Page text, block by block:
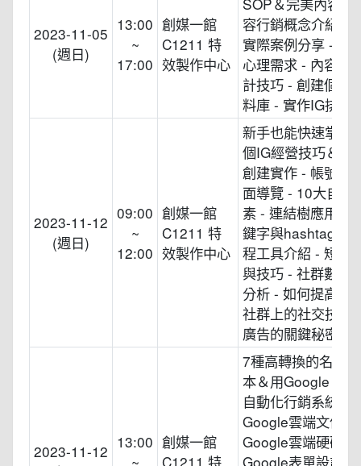
2023-11-05
(週日)
13:00
~
17:00
創媒一館
C1211 特
效製作中心
容行銷概念介紹 -
實際案例分享 - 人
心理需求 - 內容九
計技巧 - 創建個人
料庫 - 實作IG排版
2023-11-12
(週日)
09:00
~
12:00
創媒一館
C1211 特
效製作中心
新手也能快速掌握
個IG經營技巧＆個
創建實作 - 帳號創
面導覽 - 10大自我
素 - 連結樹應用方
鍵字與hashtag -
程工具介紹 - 短影
與技巧 - 社群數據
分析 - 如何提高曝
社群上的社交技巧
廣告的關鍵秘密
2023-11-12 13:00
~
創媒一館
C1211 特
7種高轉換的名單
本＆用Google
自動化行銷系統 -
Google雲端文件應
Google雲端硬碟應
Google表單設計教